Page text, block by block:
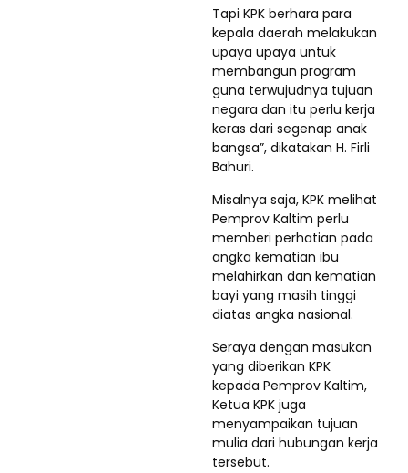
Tapi KPK berhara para
kepala daerah melakukan
upaya upaya untuk
membangun program
guna terwujudnya tujuan
negara dan itu perlu kerja
keras dari segenap anak
bangsa”, dikatakan H. Firli
Bahuri.
Misalnya saja, KPK melihat
Pemprov Kaltim perlu
memberi perhatian pada
angka kematian ibu
melahirkan dan kematian
bayi yang masih tinggi
diatas angka nasional.
Seraya dengan masukan
yang diberikan KPK
kepada Pemprov Kaltim,
Ketua KPK juga
menyampaikan tujuan
mulia dari hubungan kerja
tersebut.